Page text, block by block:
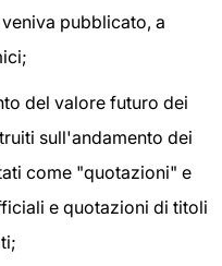
pubblicato, a
del valore futuro dei
sull'andamento dei
come "quotazioni" e
e quotazioni di titoli